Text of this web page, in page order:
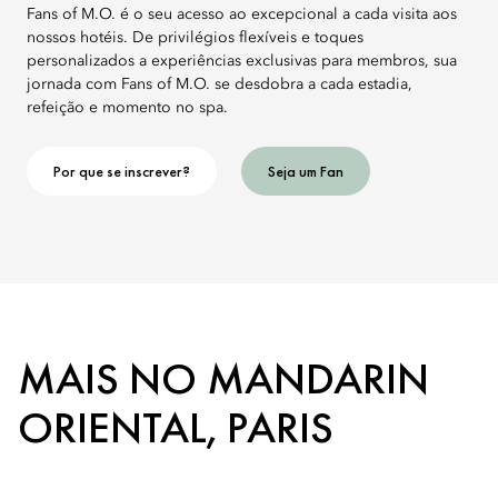
Fans of M.O. é o seu acesso ao excepcional a cada visita aos
nossos hotéis. De privilégios flexíveis e toques
personalizados a experiências exclusivas para membros, sua
jornada com Fans of M.O. se desdobra a cada estadia,
refeição e momento no spa.
Por que se inscrever? Seja um Fan
MAIS NO MANDARIN
ORIENTAL, PARIS